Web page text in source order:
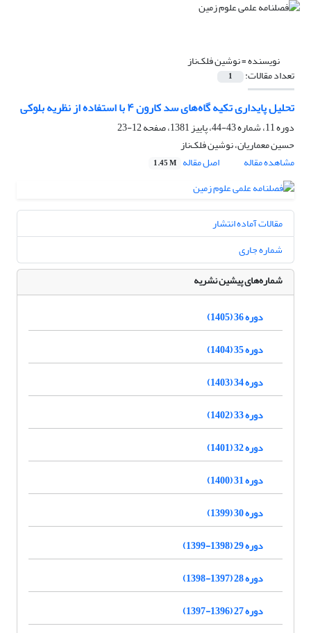
نویسنده =نوشین فلک‌ناز
تعداد مقالات: 1
تحلیل پایداری تکیه گاه‌های سد کارون ۴ با استفاده از نظریه بلوکی
دوره 11، شماره 43-44، پاییز 1381، صفحه
12-23
حسین معماریان، نوشین فلک‌ناز
مشاهده مقاله
اصل مقاله 1.45 M
مقالات آماده انتشار
شماره جاری
شماره‌های پیشین نشریه
دوره 36 (1405)
دوره 35 (1404)
دوره 34 (1403)
دوره 33 (1402)
دوره 32 (1401)
دوره 31 (1400)
دوره 30 (1399)
دوره 29 (1398-1399)
دوره 28 (1397-1398)
دوره 27 (1396-1397)